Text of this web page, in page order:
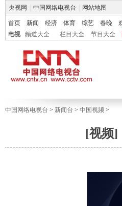
央视网 中国网络电视台 网站地图
首页 新闻 经济 体育 综艺 春晚
电视
频道大全 栏目大全 节目大全
中国网络电视台 > 新闻台 > 中国视频 >
[视频]